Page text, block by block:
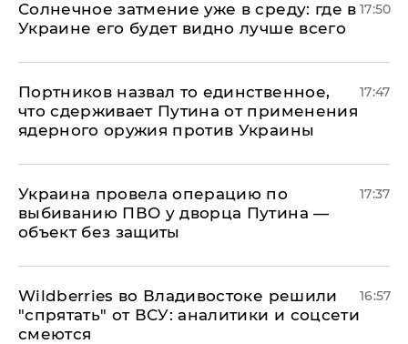
​Солнечное затмение уже в среду: где в
Украине его будет видно лучше всего
17:50
Портников назвал то единственное,
что сдерживает Путина от применения
ядерного оружия против Украины
17:47
Украина провела операцию по
выбиванию ПВО у дворца Путина —
объект без защиты
17:37
Wildberries во Владивостоке решили
"спрятать" от ВСУ: аналитики и соцсети
смеются
16:57